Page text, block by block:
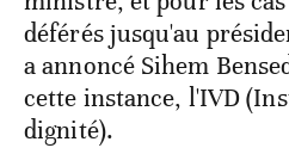
déférés jusqu'au
a annoncé Sihem
cette instance, l'IVD
dignité).